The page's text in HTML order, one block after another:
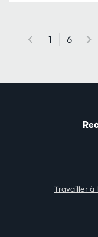
1 6
Travailler à